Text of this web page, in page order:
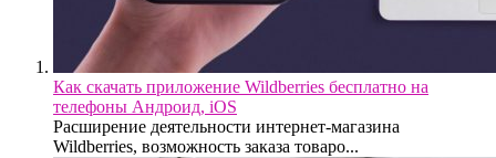
Как скачать приложение Wildberries бесплатно на
телефоны Андроид, iOS
Расширение деятельности интернет-магазина
Wildberries, возможность заказа товаро...